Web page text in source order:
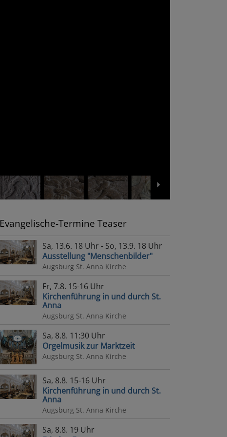
Evangelische-Termine Teaser
Sa, 13.6. 18 Uhr - So, 13.9. 18 Uhr
Ausstellung "Menschenbilder"
Augsburg St. Anna Kirche
Fr, 7.8. 15-16 Uhr
Kirchenführung in und durch St.
Anna
Augsburg St. Anna Kirche
Sa, 8.8. 11:30 Uhr
Orgelmusik zur Marktzeit
Augsburg St. Anna Kirche
Sa, 8.8. 15-16 Uhr
Kirchenführung in und durch St.
Anna
Augsburg St. Anna Kirche
Sa, 8.8. 19 Uhr